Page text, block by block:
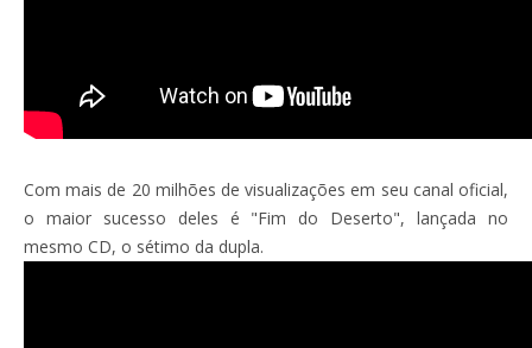
Com mais de 20 milhões de visualizações em seu canal oficial,
o maior sucesso deles é "Fim do Deserto", lançada no
mesmo CD, o sétimo da dupla.